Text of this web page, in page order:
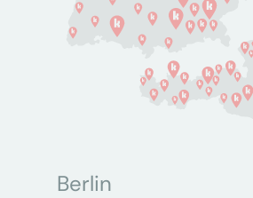
Berlin